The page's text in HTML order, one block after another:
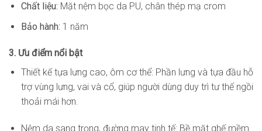
Chất liệu: Mặt nệm bọc da PU, chân thép mạ crom
Bảo hành: 1 năm
3. Ưu điểm nổi bật
Thiết kế tựa lưng cao, ôm cơ thể: Phần lưng và tựa đầu hỗ
trợ vùng lưng, vai và cổ, giúp người dùng duy trì tư thế ngồi
thoải mái hơn.
Nệm da sang trọng, đường may tinh tế: Bề mặt ghế mềm